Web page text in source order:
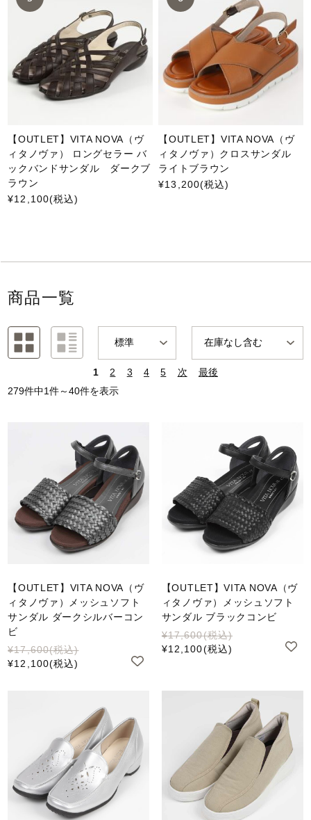
【OUTLET】VITA NOVA（ヴ
ィタノヴァ） ロングセラー バ
ックバンドサンダル ダークブ
ラウン
¥12,100(税込)
【OUTLET】VITA NOVA（ヴ
ィタノヴァ）クロスサンダル
ライトブラウン
¥13,200(税込)
商品一覧
1 2 3 4 5 次
最後
279件中1件～40件を表示
【OUTLET】VITA NOVA（ヴ
ィタノヴァ）メッシュソフト
サンダル ダークシルバーコン
ビ
¥17,600(税込)
¥12,100(税込)
【OUTLET】VITA NOVA（ヴ
ィタノヴァ）メッシュソフト
サンダル ブラックコンビ
¥17,600(税込)
¥12,100(税込)